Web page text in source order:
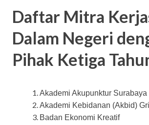
Daftar Mitra
Dalam Negeri
Pihak Ketiga
Akademi Akupunktur Surabaya
Akademi Kebidanan (Akbid)
Badan Ekonomi Kreatif